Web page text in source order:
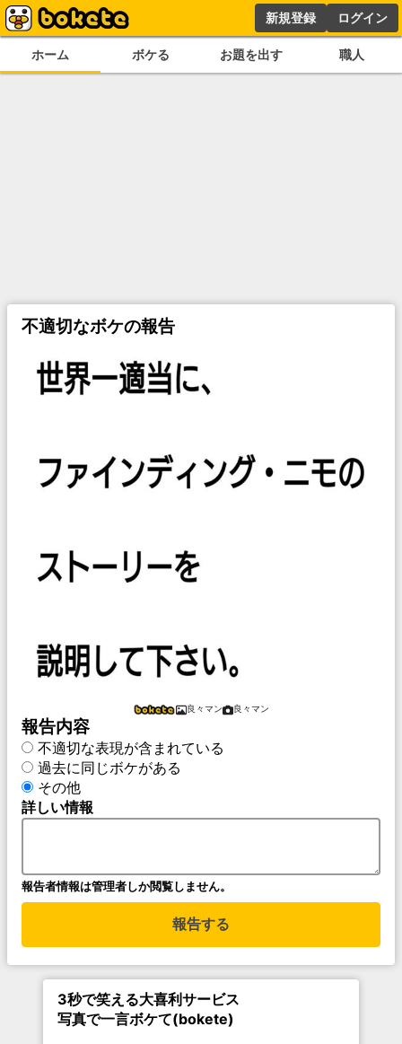
新規登録 ログイン
ホーム ボケる お題を出す 職人
不適切なボケの報告
良々マン 良々マン
報告内容
不適切な表現が含まれている
過去に同じボケがある
その他
詳しい情報
報告者情報は管理者しか閲覧しません。
報告する
3秒で笑える大喜利サービス
写真で一言ボケて(bokete)